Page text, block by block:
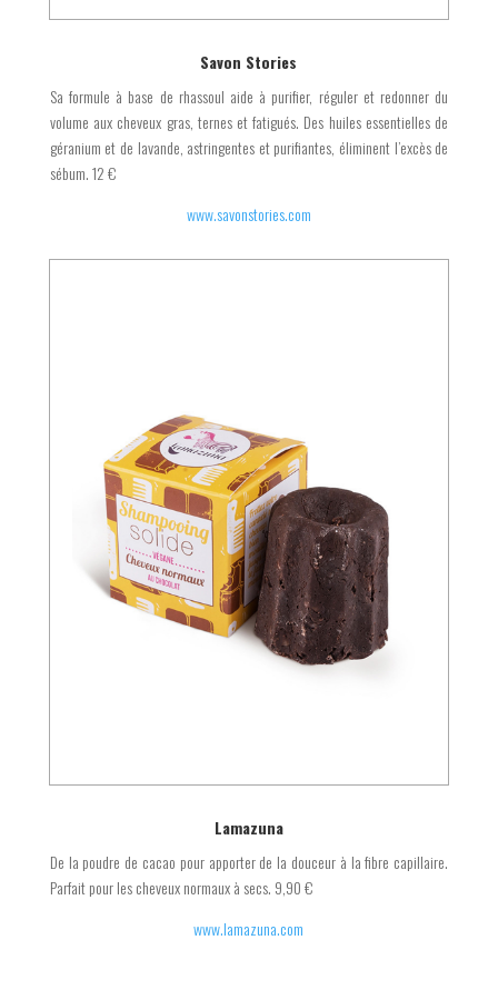
Savon Stories
Sa formule à base de rhassoul aide à purifier, réguler et redonner du
volume aux cheveux gras, ternes et fatigués. Des huiles essentielles de
géranium et de lavande, astringentes et purifiantes, éliminent l’excès de
sébum. 12 €
www.savonstories.com
Lamazuna
De la poudre de cacao pour apporter de la douceur à la fibre capillaire.
Parfait pour les cheveux normaux à secs. 9,90 €
www.lamazuna.com